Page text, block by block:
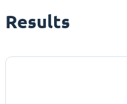
Results